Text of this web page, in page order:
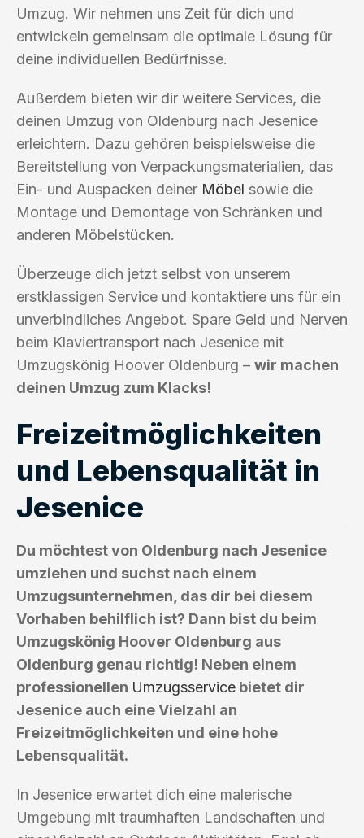
Umzug. Wir nehmen uns Zeit für dich und
entwickeln gemeinsam die optimale Lösung für
deine individuellen Bedürfnisse.
Außerdem bieten wir dir weitere Services, die
deinen Umzug von Oldenburg nach Jesenice
erleichtern. Dazu gehören beispielsweise die
Bereitstellung von Verpackungsmaterialien, das
Ein- und Auspacken deiner Möbel sowie die
Montage und Demontage von Schränken und
anderen Möbelstücken.
Überzeuge dich jetzt selbst von unserem
erstklassigen Service und kontaktiere uns für ein
unverbindliches Angebot. Spare Geld und Nerven
beim Klaviertransport nach Jesenice mit
Umzugskönig Hoover Oldenburg – wir machen
deinen Umzug zum Klacks!
Freizeitmöglichkeiten
und Lebensqualität in
Jesenice
Du möchtest von Oldenburg nach Jesenice
umziehen und suchst nach einem
Umzugsunternehmen, das dir bei diesem
Vorhaben behilflich ist? Dann bist du beim
Umzugskönig Hoover Oldenburg aus
Oldenburg genau richtig! Neben einem
professionellen Umzugsservice bietet dir
Jesenice auch eine Vielzahl an
Freizeitmöglichkeiten und eine hohe
Lebensqualität.
In Jesenice erwartet dich eine malerische
Umgebung mit traumhaften Landschaften und